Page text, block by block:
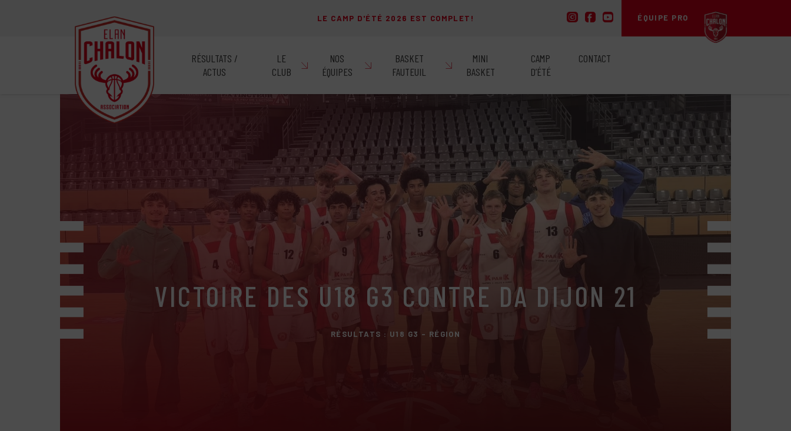
LE CAMP D'ÉTÉ 2026 EST COMPLET! ÉQUIPE PRO
RÉSULTATS /
ACTUS
LE
CLUB
NOS
ÉQUIPES
BASKET
FAUTEUIL
MINI
BASKET
CAMP
D’ÉTÉ
CONTACT
VICTOIRE DES U18 G3 CONTRE DA DIJON 21
RÉSULTATS : U18 G3 - RÉGION